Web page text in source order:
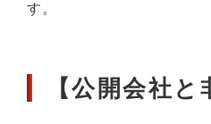
す。
【公開会社と